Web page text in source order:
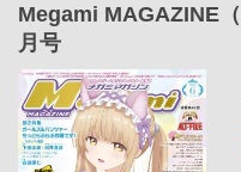
Megami MAGAZINE
月号